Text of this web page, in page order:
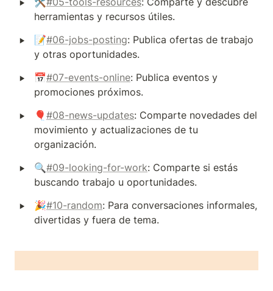
herramientas y recursos útiles.
‣ 📝#06-jobs-posting: Publica ofertas de trabajo
y otras oportunidades.
‣ 📅#07-events-online: Publica eventos y
promociones próximos.
‣ 🎈 #08-news-updates: Comparte novedades del
movimiento y actualizaciones de tu
organización.
‣ 🔍#09-looking-for-work: Comparte si estás
buscando trabajo u oportunidades.
‣ 🎉#10-random: Para conversaciones informales,
divertidas y fuera de tema.